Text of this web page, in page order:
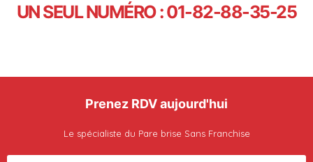
UN SEUL NUMÉRO : 01-82-88-35-25
Prenez RDV aujourd'hui
Le spécialiste du Pare brise Sans Franchise